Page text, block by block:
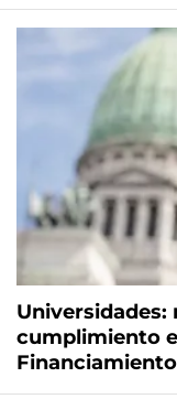
Universidades:
cumplimiento
Financiamiento